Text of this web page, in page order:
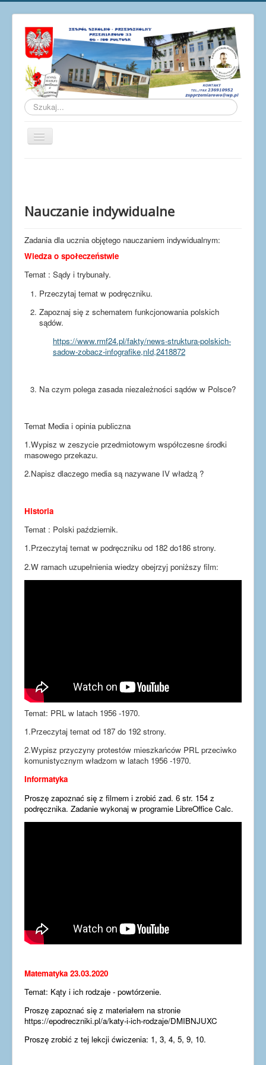
Szukaj...
Przełącz
Galeria
Pracownicy
Dla rodziców
Dokumenty
Projekty UE
Nauczanie indywidualne
Zadania dla ucznia objętego nauczaniem indywidualnym:
Wiedza o społeczeństwie
Temat : Sądy i trybunały.
Przeczytaj temat w podręczniku.
Zapoznaj się z schematem funkcjonowania polskich
sądów.
https://www.rmf24.pl/fakty/news-struktura-polskich-
sadow-zobacz-infografike,nId,2418872
Na czym polega zasada niezależności sądów w Polsce?
Temat Media i opinia publiczna
1.Wypisz w zeszycie przedmiotowym współczesne środki
masowego przekazu.
2.Napisz dlaczego media są nazywane IV władzą ?
Historia
Temat : Polski październik.
1.Przeczytaj temat w podręczniku od 182 do186 strony.
2.W ramach uzupełnienia wiedzy obejrzyj poniższy film:
Temat: PRL w latach 1956 -1970.
1.Przeczytaj temat od 187 do 192 strony.
2.Wypisz przyczyny protestów mieszkańców PRL przeciwko
komunistycznym władzom w latach 1956 -1970.
Informatyka
Proszę zapoznać się z filmem i zrobić zad. 6 str. 154 z
podręcznika. Zadanie wykonaj w programie LibreOffice Calc.
Matematyka 23.03.2020
Temat: Kąty i ich rodzaje - powtórzenie.
Proszę zapoznać się z materiałem na stronie
https://epodreczniki.pl/a/katy-i-ich-rodzaje/DMIBNJUXC
Proszę zrobić z tej lekcji ćwiczenia: 1, 3, 4, 5, 9, 10.